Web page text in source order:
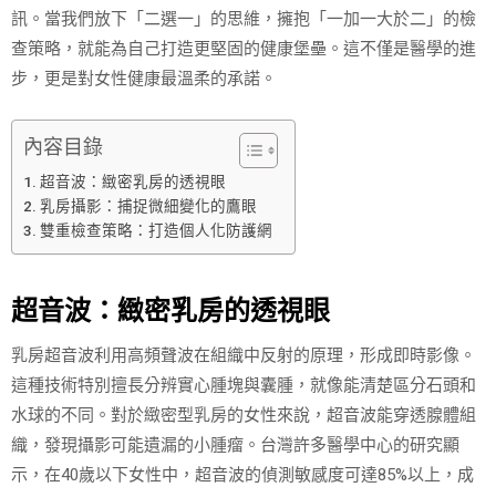
訊。當我們放下「二選一」的思維，擁抱「一加一大於二」的檢
查策略，就能為自己打造更堅固的健康堡壘。這不僅是醫學的進
步，更是對女性健康最溫柔的承諾。
內容目錄
超音波：緻密乳房的透視眼
乳房攝影：捕捉微細變化的鷹眼
雙重檢查策略：打造個人化防護網
超音波：緻密乳房的透視眼
乳房超音波利用高頻聲波在組織中反射的原理，形成即時影像。
這種技術特別擅長分辨實心腫塊與囊腫，就像能清楚區分石頭和
水球的不同。對於緻密型乳房的女性來說，超音波能穿透腺體組
織，發現攝影可能遺漏的小腫瘤。台灣許多醫學中心的研究顯
示，在40歲以下女性中，超音波的偵測敏感度可達85%以上，成